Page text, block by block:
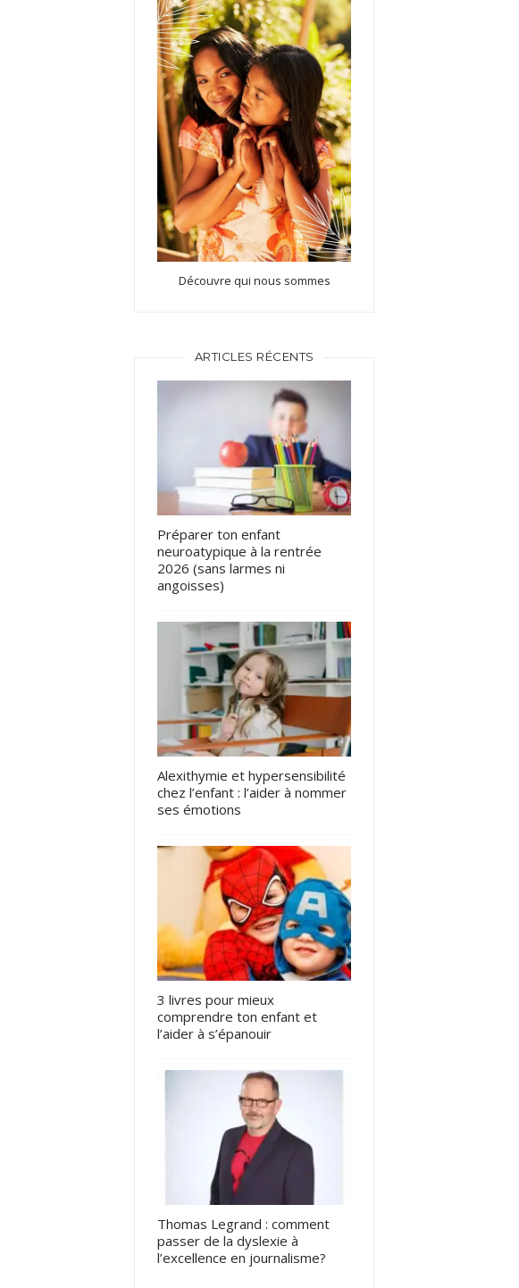
Découvre qui nous sommes
ARTICLES RÉCENTS
Préparer ton enfant
neuroatypique à la rentrée
2026 (sans larmes ni
angoisses)
Alexithymie et hypersensibilité
chez l’enfant : l’aider à nommer
ses émotions
3 livres pour mieux
comprendre ton enfant et
l’aider à s’épanouir
Thomas Legrand : comment
passer de la dyslexie à
l’excellence en journalisme?